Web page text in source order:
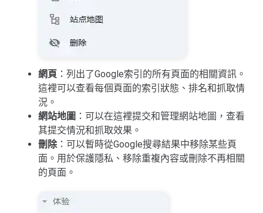
網頁 ：列出了Google索引的所有頁面的相關資訊。
這裡可以查看每個頁面的索引狀態、排名和抓取情
況。
網站地圖 ：可以在這裡提交和管理網站地圖，查看
其提交情況和抓取效果。
刪除：可以暫時從Google搜尋結果中移除某些頁
面。用於保護隱私、移除重複內容或刪除不再相關
的頁面。